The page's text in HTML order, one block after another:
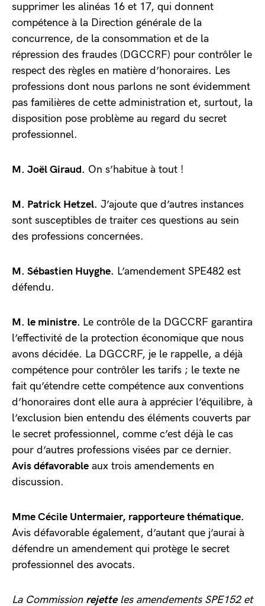
supprimer les alinéas 16 et 17, qui donnent
compétence à la Direction générale de la
concurrence, de la consommation et de la
répression des fraudes (DGCCRF) pour contrôler le
respect des règles en matière d’honoraires. Les
professions dont nous parlons ne sont évidemment
pas familières de cette administration et, surtout, la
disposition pose problème au regard du secret
professionnel.
M. Joël Giraud. On s’habitue à tout !
M. Patrick Hetzel. J’ajoute que d’autres instances
sont susceptibles de traiter ces questions au sein
des professions concernées.
M. Sébastien Huyghe. L’amendement SPE482 est
défendu.
M. le ministre. Le contrôle de la DGCCRF garantira
l’effectivité de la protection économique que nous
avons décidée. La DGCCRF, je le rappelle, a déjà
compétence pour contrôler les tarifs ; le texte ne
fait qu’étendre cette compétence aux conventions
d’honoraires dont elle aura à apprécier l’équilibre, à
l’exclusion bien entendu des éléments couverts par
le secret professionnel, comme c’est déjà le cas
pour d’autres professions visées par ce dernier.
Avis défavorable aux trois amendements en
discussion.
Mme Cécile Untermaier, rapporteure thématique.
Avis défavorable également, d’autant que j’aurai à
défendre un amendement qui protège le secret
professionnel des avocats.
La Commission rejetteles amendements SPE152 et